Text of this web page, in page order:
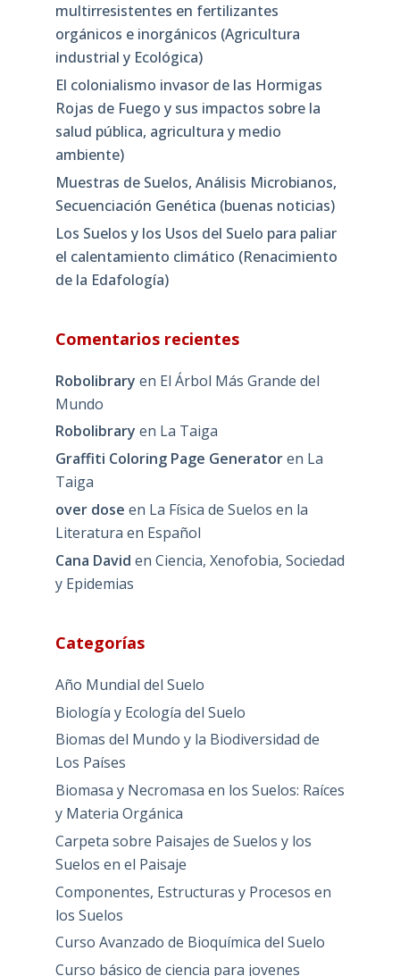
multirresistentes en fertilizantes
orgánicos e inorgánicos (Agricultura
industrial y Ecológica)
El colonialismo invasor de las Hormigas
Rojas de Fuego y sus impactos sobre la
salud pública, agricultura y medio
ambiente)
Muestras de Suelos, Análisis Microbianos,
Secuenciación Genética (buenas noticias)
Los Suelos y los Usos del Suelo para paliar
el calentamiento climático (Renacimiento
de la Edafología)
Comentarios recientes
Robolibrary en El Árbol Más Grande del
Mundo
Robolibrary en La Taiga
Graffiti Coloring Page Generatoren La
Taiga
over dose en La Física de Suelos en la
Literatura en Español
Cana David en Ciencia, Xenofobia, Sociedad
y Epidemias
Categorías
Año Mundial del Suelo
Biología y Ecología del Suelo
Biomas del Mundo y la Biodiversidad de
Los Países
Biomasa y Necromasa en los Suelos: Raíces
y Materia Orgánica
Carpeta sobre Paisajes de Suelos y los
Suelos en el Paisaje
Componentes, Estructuras y Procesos en
los Suelos
Curso Avanzado de Bioquímica del Suelo
Curso básico de ciencia para jovenes